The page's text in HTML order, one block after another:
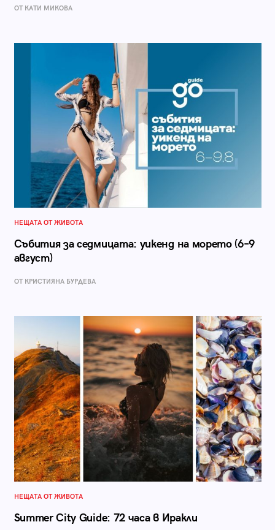
ОТ КАТИ МИКОВА
НЕЩАТА ОТ ЖИВОТА
Събития за седмицата: уикенд на морето (6–9
август)
ОТ КРИСТИЯНА БУРДЕВА
НЕЩАТА ОТ ЖИВОТА
Summer City Guide: 72 часа в Иракли